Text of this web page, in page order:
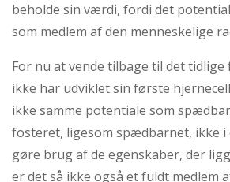
beholde sin værdi, fordi det
som medlem af den menneskelige
For nu at vende tilbage til det
ikke har udviklet sin første
ikke samme potentiale som
fosteret, ligesom spædbarnet, ikke i
gøre brug af de egenskaber, der
er det så ikke også et fuldt medlem